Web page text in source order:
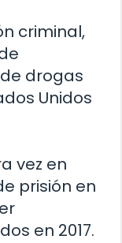
criminal,
drogas
Unidos
vez en
prisión en
en 2017.